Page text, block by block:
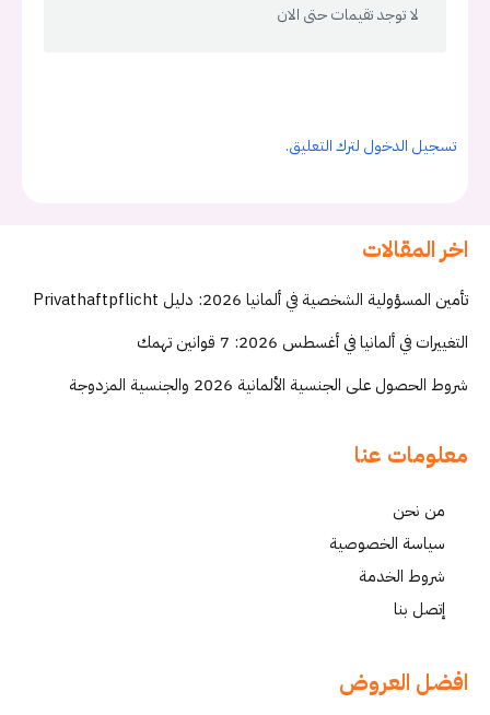
لا توجد تقيمات حتى الان
تسجيل الدخول لترك التعليق.
اخر المقالات
تأمين المسؤولية الشخصية في ألمانيا 2026: دليل Privathaftpflicht
التغييرات في ألمانيا في أغسطس 2026: 7 قوانين تهمك
شروط الحصول على الجنسية الألمانية 2026 والجنسية المزدوجة
معلومات عنا
من نحن
سياسة الخصوصية
شروط الخدمة
إتصل بنا
افضل العروض